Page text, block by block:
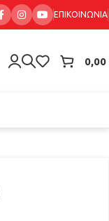
ΕΠΙΚΟΙΝΩΝΊΑ
0,00